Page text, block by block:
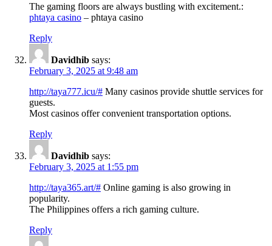
The gaming floors are always bustling with excitement.:
phtaya casino – phtaya casino
Reply
Davidhib says:
February 3, 2025 at 9:48 am
http://taya777.icu/# Many casinos provide shuttle services for
guests.
Most casinos offer convenient transportation options.
Reply
Davidhib says:
February 3, 2025 at 1:55 pm
http://taya365.art/# Online gaming is also growing in
popularity.
The Philippines offers a rich gaming culture.
Reply